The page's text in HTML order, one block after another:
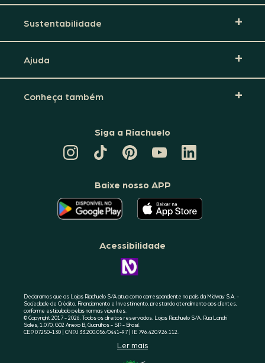
Sustentabilidade
Ajuda
Conheça também
Siga a Riachuelo
TIKTOK
DA
PINTEREST
DA
CANAL
DA
RIACHUELO
LINKEDIN
DA
Baixe nosso APP
O
APLICATIVO
DA
RIACHUELO
GOOGLE
O
APLICATIVO
DA
RIACHUELO
Acessibilidade
CONHEÇA
A
Declaramos que as Lojas Riachuelo S/A atua como correspondente no país da Midway S.A. -
Sociedade de Crédito, Financiamento e Investimento, prestando atendimento aos clientes,
conforme estipulado pelas normas vigentes.
© Copyright 2017 - 2026. Todos os direitos reservados. Lojas Riachuelo S/A. Rua Landri
Sales, 1.070, G02 Anexo B, Guarulhos - SP - Brasil.
CEP 07250-130 | CNPJ 33.200.056/0441-97 | IE 796.420.926.112.
Ler mais